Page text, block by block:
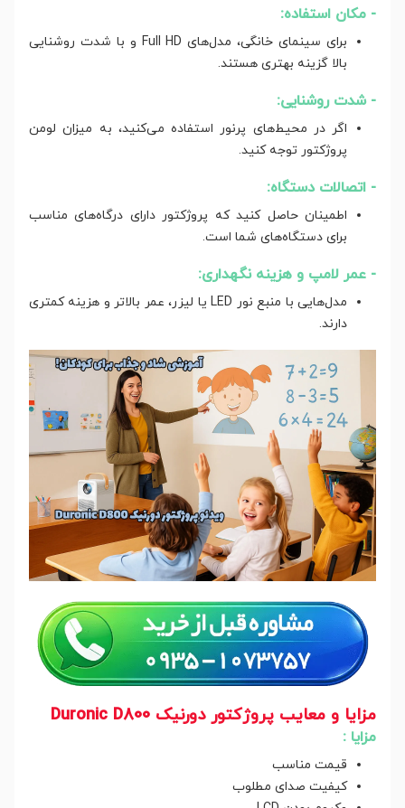
- مکان استفاده:
برای سینمای خانگی، مدل‌های Full HD و با شدت روشنایی
بالا گزینه بهتری هستند.
- شدت روشنایی:
اگر در محیط‌های پرنور استفاده می‌کنید، به میزان لومن
پروژکتور توجه کنید.
- اتصالات دستگاه:
اطمینان حاصل کنید که پروژکتور دارای درگاه‌های مناسب
برای دستگاه‌های شما است.
- عمر لامپ و هزینه نگهداری:
مدل‌هایی با منبع نور LED یا لیزر، عمر بالاتر و هزینه کمتری
دارند.
مزایا و معایب پروژکتور دورنیک Duronic D800
مزایا :
قیمت مناسب
کیفیت صدای مطلوب